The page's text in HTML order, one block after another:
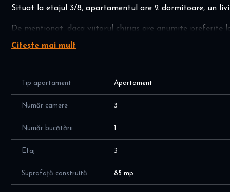
Situat la etajul 3/8, apartamentul are 2 dormitoare, un
De mentionat, daca viitorul chirias are anumite preferite
probleme.
Citește mai mult
Tip apartament Apartament
Număr camere 3
Număr bucătării 1
Etaj 3
Suprafață construită 85 mp